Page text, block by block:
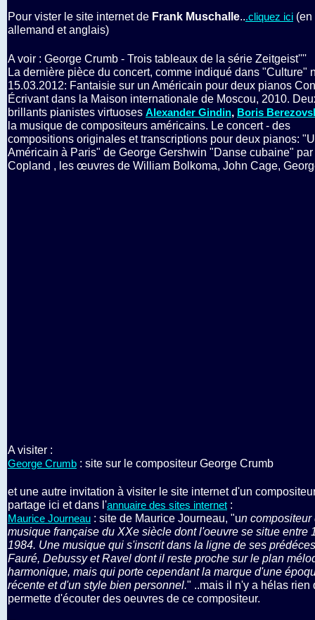
Pour vister le site internet de Frank Muschalle...cliquez ici (en
allemand et anglais)
A voir : George Crumb - Trois tableaux de la série Zeitgeist''''
La dernière pièce du concert, comme indiqué dans "Culture"
15.03.2012: Fantaisie sur un Américain pour deux pianos
Écrivant dans la Maison internationale de Moscou, 2010.
brillants pianistes virtuoses Alexander Gindin, Boris
la musique de compositeurs américains. Le concert - des
compositions originales et transcriptions pour deux pianos:
Américain à Paris" de George Gershwin "Danse cubaine" par
Copland , les œuvres de William Bolkoma, John Cage,
A visiter :
George Crumb : site sur le compositeur George Crumb
et une autre invitation à visiter le site internet d'un
partage ici et dans l'annuaire des sites internet :
Maurice Journeau : site de Maurice Journeau, "un compositeur
musique française du XXe siècle dont l'oeuvre se situe entre
1984. Une musique qui s'inscrit dans la ligne de ses
Fauré, Debussy et Ravel dont il reste proche sur le plan
harmonique, mais qui porte cependant la marque d'une
récente et d'un style bien personnel." ..mais il n'y a hélas rien
permette d'écouter des oeuvres de ce compositeur.